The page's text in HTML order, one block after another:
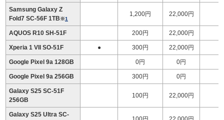
Samsung Galaxy Z
Fold7 SC-56F 1TB※1
1,200円 22,000円
AQUOS R10 SH-51F 200円 22,000円
Xperia 1 VII SO-51F ● 300円 22,000円
Google Pixel 9a 128GB 0円 0円
Google Pixel 9a 256GB 300円 0円
Galaxy S25 SC-51F
256GB
100円 22,000円
Galaxy S25 Ultra SC-